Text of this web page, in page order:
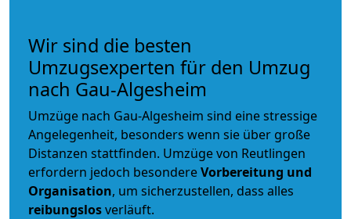
Wir sind die besten
Umzugsexperten für den Umzug
nach Gau-Algesheim
Umzüge nach Gau-Algesheim sind eine stressige
Angelegenheit, besonders wenn sie über große
Distanzen stattfinden. Umzüge von Reutlingen
erfordern jedoch besondereVorbereitung und
Organisation, um sicherzustellen, dass alles
reibungslosverläuft.